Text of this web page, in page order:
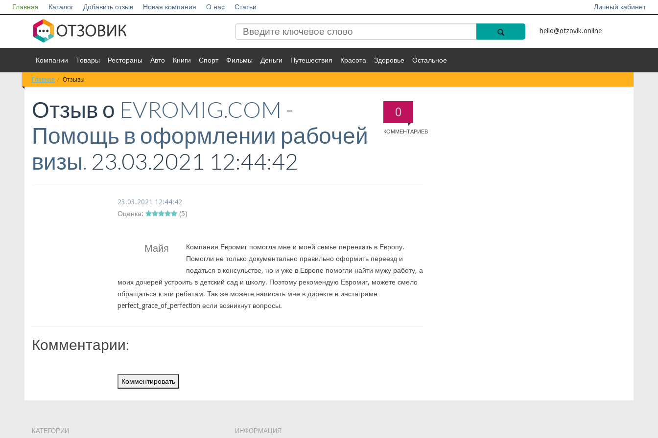
Главная Каталог Добавить отзыв Новая компания О нас Статьи Личный кабинет
hello@otzovik.online
Компании Товары Рестораны Авто Книги Спорт Фильмы Деньги Путешествия Красота Здоровье Остальное
Главная Отзывы
0
КОММЕНТАРИЕВ
Отзыв о EVROMIG.COM -
Помощь в оформлении рабочей
визы. 23.03.2021 12:44:42
23.03.2021 12:44:42
Оценка:
(5)
Майя
Компания Евромиг помогла мне и моей семье переехать в Европу.
Помогли не только документально правильно оформить переезд и
податься в консульстве, но и уже в Европе помогли найти мужу работу, а
моих дочерей устроить в детский сад и школу. Поэтому рекомендую Евромиг, можете смело
обращаться к эти ребятам. Так же можете написать мне в директе в инстаграме
perfect_grace_of_perfection если возникнут вопросы.
Комментарии:
Комментировать
КАТЕГОРИИ ИНФОРМАЦИЯ